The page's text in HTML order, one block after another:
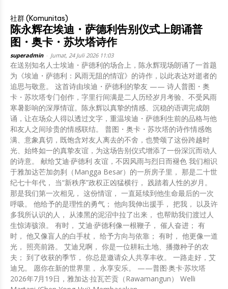
社群 (Komunitas)
陈永辉在埃迪・萨德利告别仪式上朗诵普
图・奥卡・苏坎塔诗作
superadmin Jumat, 24 Juli 2026 11:03
在送别知名人士埃迪・萨德利的场合上，陈永辉现场朗诵了一首题
为《埃迪・萨德利：风雨无阻的情谊》的诗作，以此表达对逝者的
追思与敬意。 这首诗由埃迪・萨德利的挚友 —— 诗人普图・奥
卡・苏坎塔专门创作，字里行间满是二人历经岁月考验、不受风雨
寒暑影响的深厚情谊。陈永辉以真挚的情感、沉稳的语调完成朗
诵，让在场众人得以透过文字，重温埃迪・萨德利生前的品格与他
和友人之间珍贵的情感联结。 普图・奥卡・苏坎塔的诗作情感饱
满、意象真切，既饱含对友人离去的不舍，也赞颂了这份跨越时
光、始终如一的真挚友谊，为这场告别仪式增添了一份深沉而动人
的诗意。 献给艾迪·萨德利 友谊，不因风雨与烈日而褪色 我们相识
于雅加达芒加勿刹（Mangga Besar）的一所房子里， 那是二十世
纪七十年代， 当“新秩序”政权正凶猛横行， 践踏着人性的岁月。
那是我们第一次相见， 这份情谊， 一直延续到他生命最后的一次
呼吸。 他给予的是理性的勇气； 他向我伸出援手， 把我， 以及许
多我所认识的人， 从漆黑的泥沼中拉了出来， 也帮助我们渡过人
生惊涛骇浪。 有时， 艾迪·萨德利像一根鞭子， 催人奋进； 有
时， 他又像盲人的白手杖， 给予方向与依靠； 有时， 他更像一道
光， 照亮前路。 艾迪兄啊， 你是一位耕耘土地、播撒种子的农
夫； 到了收获的季节， 你总是邀请众人共享丰收。 一路走好，艾
迪兄。 愿你在新的世界里， 永享安乐。 ——普图·奥卡·苏坎塔
2026年7月19日，雅加达·拉瓦芒贡（Rawamangun） Welli